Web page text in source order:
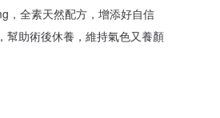
，全素天然配方，增添好自信
幫助術後休養，維持氣色又養顏